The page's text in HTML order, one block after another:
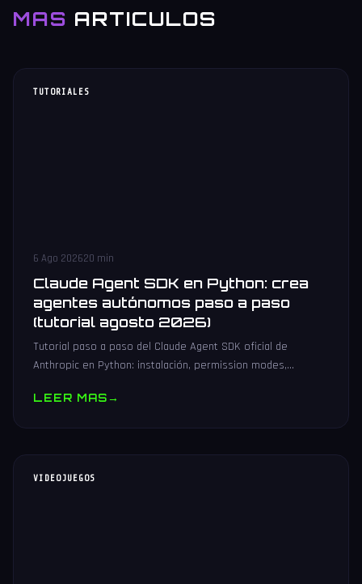
MAS ARTICULOS
TUTORIALES
6 Ago 202620 min
Claude Agent SDK en Python: crea
agentes autónomos paso a paso
(tutorial agosto 2026)
Tutorial paso a paso del Claude Agent SDK oficial de
Anthropic en Python: instalación, permission modes,
producción.
LEER MAS→
VIDEOJUEGOS